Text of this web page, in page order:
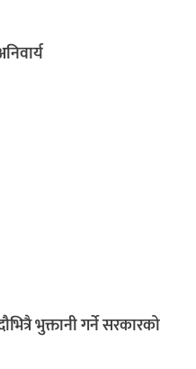
भुक्तानी गर्ने सरकारको